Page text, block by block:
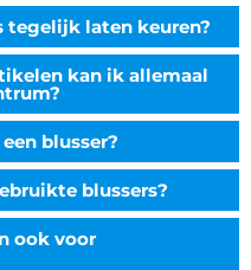
tegelijk laten keuren?
kan ik allemaal
blusser?
blussers?
ook voor